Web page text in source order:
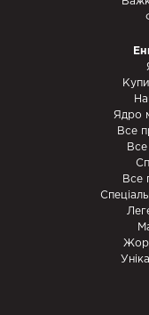
Ядро
Все
Все